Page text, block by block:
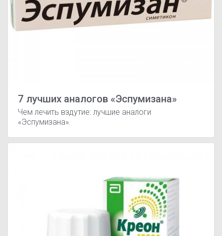
7 лучших аналогов «Эспумизана»
Чем лечить вздутие: лучшие аналоги
«Эспумизана».